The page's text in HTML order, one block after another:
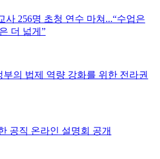
사 256명 초청 연수 마쳐...“수업은
더 넓게”
의 법제 역량 강화를 위한 전라권
공직 온라인 설명회 공개